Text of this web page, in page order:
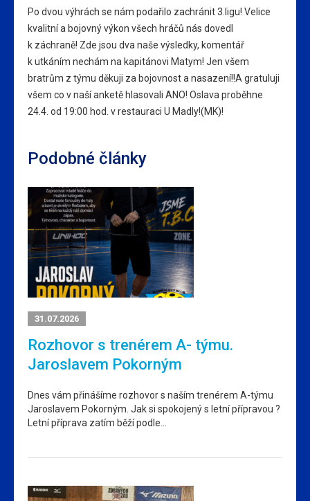
Po dvou výhrách se nám podařilo zachránit 3.ligu! Velice
kvalitní a bojovný výkon všech hráčů nás dovedl
k záchraně! Zde jsou dva naše výsledky, komentář
k utkáním nechám na kapitánovi Matym! Jen všem
bratrům z týmu děkuji za bojovnost a nasazení!!A gratuluji
všem co v naší anketě hlasovali ANO! Oslava proběhne
24.4. od 19:00 hod. v restauraci U Madly!(MK)!
Podobné články
31.07.2026
Rozhovor s trenérem A- týmu.
Jaroslavem Pokorným
Dnes vám přinášíme rozhovor s naším trenérem A-týmu
Jaroslavem Pokorným. Jak si spokojený s letní přípravou ?
Letní příprava zatím běží podle…